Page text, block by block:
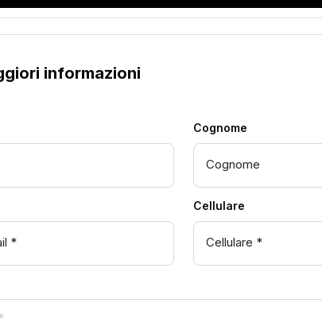
informazioni
Cognome
Cellulare